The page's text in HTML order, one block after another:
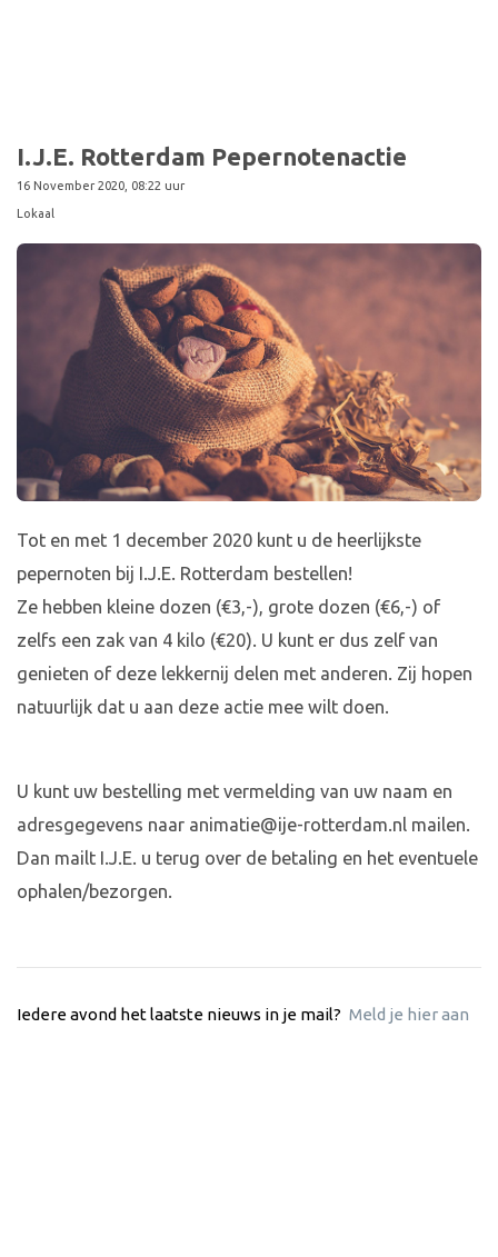
I.J.E. Rotterdam Pepernotenactie
16 November 2020, 08:22 uur
Lokaal
Tot en met 1 december 2020 kunt u de heerlijkste
pepernoten bij I.J.E. Rotterdam bestellen!
Ze hebben kleine dozen (€3,-), grote dozen (€6,-) of
zelfs een zak van 4 kilo (€20). U kunt er dus zelf van
genieten of deze lekkernij delen met anderen. Zij hopen
natuurlijk dat u aan deze actie mee wilt doen.
U kunt uw bestelling met vermelding van uw naam en
adresgegevens naar animatie@ije-rotterdam.nl mailen.
Dan mailt I.J.E. u terug over de betaling en het eventuele
ophalen/bezorgen.
Iedere avond het laatste nieuws in je mail? Meld je hier aan